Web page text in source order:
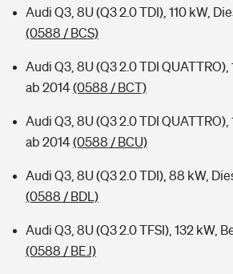
Audi Q3, 8U (Q3 2.0 TDI), 110 kW,
(0588 / BCS)
Audi Q3, 8U (Q3 2.0 TDI QUATTRO),
ab 2014(0588 / BCT)
Audi Q3, 8U (Q3 2.0 TDI QUATTRO),
ab 2014(0588 / BCU)
Audi Q3, 8U (Q3 2.0 TDI), 88 kW,
(0588 / BDL)
Audi Q3, 8U (Q3 2.0 TFSI), 132 kW,
(0588 / BEJ)